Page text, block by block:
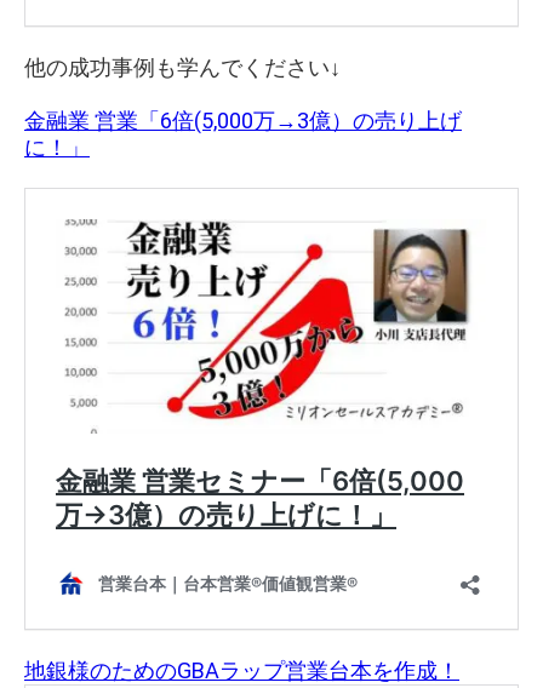
他の成功事例も学んでください↓
金融業 営業「6倍(5,000万→3億）の売り上げ
に！」
地銀様のためのGBAラップ営業台本を作成！